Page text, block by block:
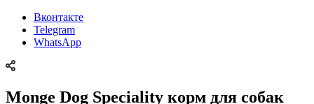
Вконтакте
Telegram
WhatsApp
Monge Dog Speciality корм для собак